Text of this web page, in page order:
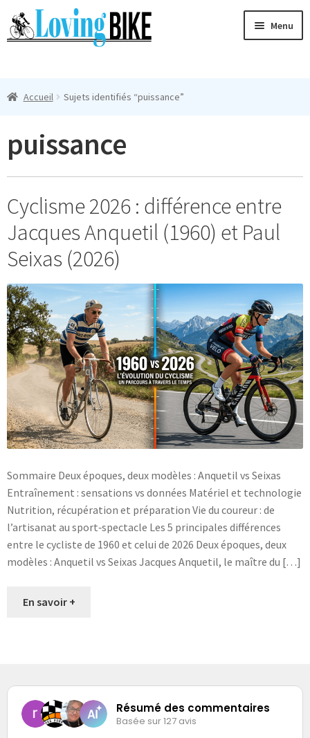
Aller
à
la
Aller
au
contenu
Menu
Manches Courtes
Manches Longues
Femmes
T-Shirts
Accessoires
Suivi
Blog
Accueil Sujets identifiés “puissance”
puissance
Cyclisme 2026 : différence entre
Jacques Anquetil (1960) et Paul
Seixas (2026)
Sommaire Deux époques, deux modèles : Anquetil vs Seixas
Entraînement : sensations vs données Matériel et technologie
Nutrition, récupération et préparation Vie du coureur : de
l’artisanat au sport‑spectacle Les 5 principales différences
entre le cycliste de 1960 et celui de 2026 Deux époques, deux
modèles : Anquetil vs Seixas Jacques Anquetil, le maître du […]
En savoir +
Résumé des commentaires
Basée sur 127 avis